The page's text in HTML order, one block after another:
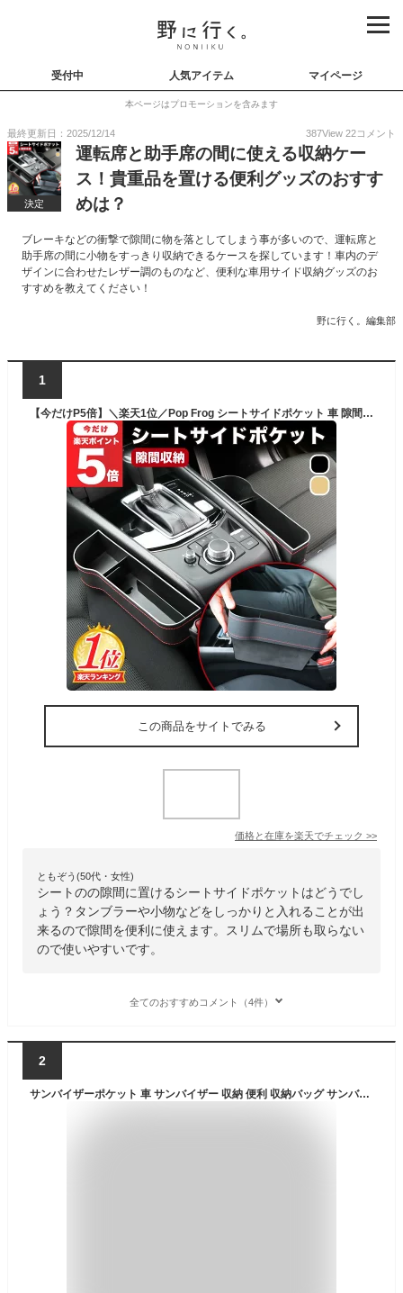
受付中 人気アイテム マイページ
本ページはプロモーションを含みます
最終更新日：2025/12/14 387View 22コメント
決定
運転席と助手席の間に使える収納ケー
ス！貴重品を置ける便利グッズのおすす
めは？
ブレーキなどの衝撃で隙間に物を落としてしまう事が多いので、運転席と
助手席の間に小物をすっきり収納できるケースを探しています！車内のデ
ザインに合わせたレザー調のものなど、便利な車用サイド収納グッズのお
すすめを教えてください！
野に行く。編集部
1
【今だけP5倍】＼楽天1位／Pop Frog シートサイドポケット 車 隙間 カーシート隙間収納ボックス 収納 シート 隙間 収納 隙間収納 落下防止 ドリンクホルダー 差し込み ポケット シート 収納 車用 シートポケット シート隙間 収納ボックス 座席 助手席 運転席
この商品をサイトでみる
価格と在庫を楽天でチェック >>
ともぞう(50代・女性)
シートのの隙間に置けるシートサイドポケットはどうでし
ょう？タンブラーや小物などをしっかりと入れることが出
来るので隙間を便利に使えます。スリムで場所も取らない
ので使いやすいです。
全てのおすすめコメント（4件）
2
サンバイザーポケット 車 サンバイザー 収納 便利 収納バッグ サンバイザーケース iPhone 多機能ポケット インナーポケット付き スマホ 充電器 サングラス ETCカード スマートフォン ケース 収納可能 ドライブグッズ 駐車券 イヤホン ケーブル 車用品